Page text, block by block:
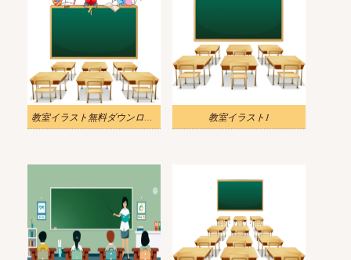
教室イラスト無料ダウンロード 教室イラスト1